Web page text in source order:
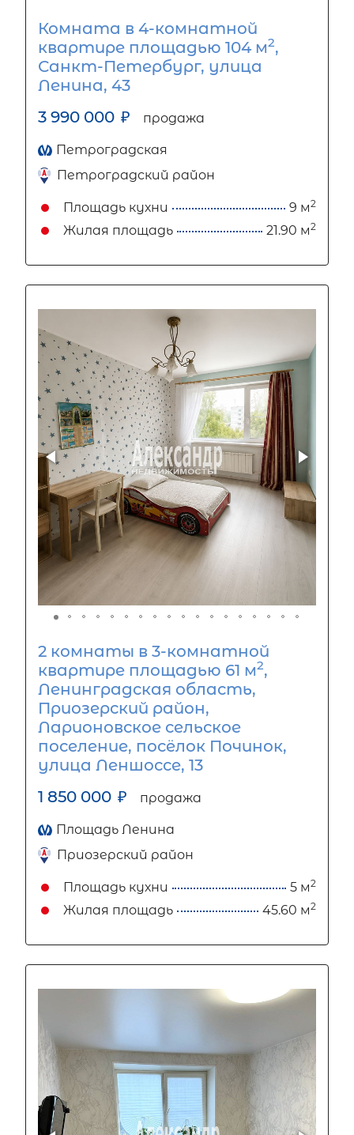
Комната в 4-комнатной
квартире площадью 104 м2,
Санкт-Петербург, улица
Ленина, 43
3 990 000 ₽ продажа
Петроградская
Петроградский район
Площадь кухни 9 м2
Жилая площадь 21.90 м2
2 комнаты в 3-комнатной
квартире площадью 61 м2,
Ленинградская область,
Приозерский район,
Ларионовское сельское
поселение, посёлок Починок,
улица Леншоссе, 13
1 850 000 ₽ продажа
Площадь Ленина
Приозерский район
Площадь кухни 5 м2
Жилая площадь 45.60 м2